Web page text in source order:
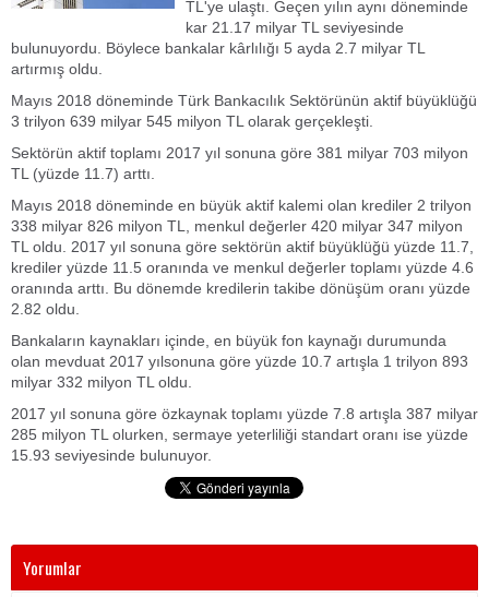
TL'ye ulaştı. Geçen yılın aynı döneminde
kar 21.17 milyar TL seviyesinde
bulunuyordu. Böylece bankalar kârlılığı 5 ayda 2.7 milyar TL
artırmış oldu.
Mayıs 2018 döneminde Türk Bankacılık Sektörünün aktif büyüklüğü
3 trilyon 639 milyar 545 milyon TL olarak gerçekleşti.
Sektörün aktif toplamı 2017 yıl sonuna göre 381 milyar 703 milyon
TL (yüzde 11.7) arttı.
Mayıs 2018 döneminde en büyük aktif kalemi olan krediler 2 trilyon
338 milyar 826 milyon TL, menkul değerler 420 milyar 347 milyon
TL oldu. 2017 yıl sonuna göre sektörün aktif büyüklüğü yüzde 11.7,
krediler yüzde 11.5 oranında ve menkul değerler toplamı yüzde 4.6
oranında arttı. Bu dönemde kredilerin takibe dönüşüm oranı yüzde
2.82 oldu.
Bankaların kaynakları içinde, en büyük fon kaynağı durumunda
olan mevduat 2017 yılsonuna göre yüzde 10.7 artışla 1 trilyon 893
milyar 332 milyon TL oldu.
2017 yıl sonuna göre özkaynak toplamı yüzde 7.8 artışla 387 milyar
285 milyon TL olurken, sermaye yeterliliği standart oranı ise yüzde
15.93 seviyesinde bulunuyor.
Yorumlar